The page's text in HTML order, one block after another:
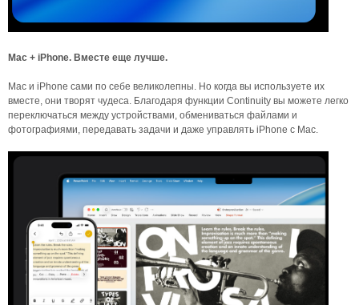
Mac + iPhone. Вместе еще лучше.
Mac и iPhone сами по себе великолепны. Но когда вы используете их
вместе, они творят чудеса. Благодаря функции Continuity вы можете легко
переключаться между устройствами, обмениваться файлами и
фотографиями, передавать задачи и даже управлять iPhone с Mac.